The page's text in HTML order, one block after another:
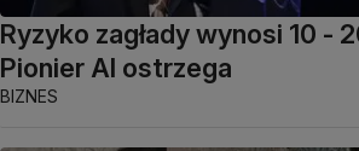
Ryzyko zagłady wynosi 10 -
Pionier AI ostrzega
BIZNES